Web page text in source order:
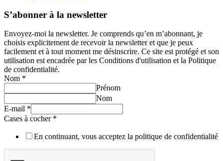
S’abonner à la newsletter
Envoyez-moi la newsletter. Je comprends qu’en m’abonnant, je
choisis explicitement de recevoir la newsletter et que je peux
facilement et à tout moment me désinscrire. Ce site est protégé et son
utilisation est encadrée par les Conditions d'utilisation et la Politique
de confidentialité.
Nom *
Prénom
Nom
E-mail *
Cases à cocher *
En continuant, vous acceptez la politique de confidentialité